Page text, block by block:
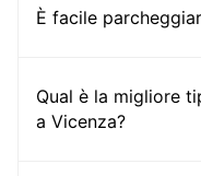
È facile
Qual è la migliore
a Vicenza?